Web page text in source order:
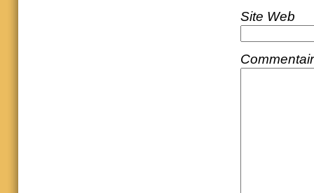
Site Web